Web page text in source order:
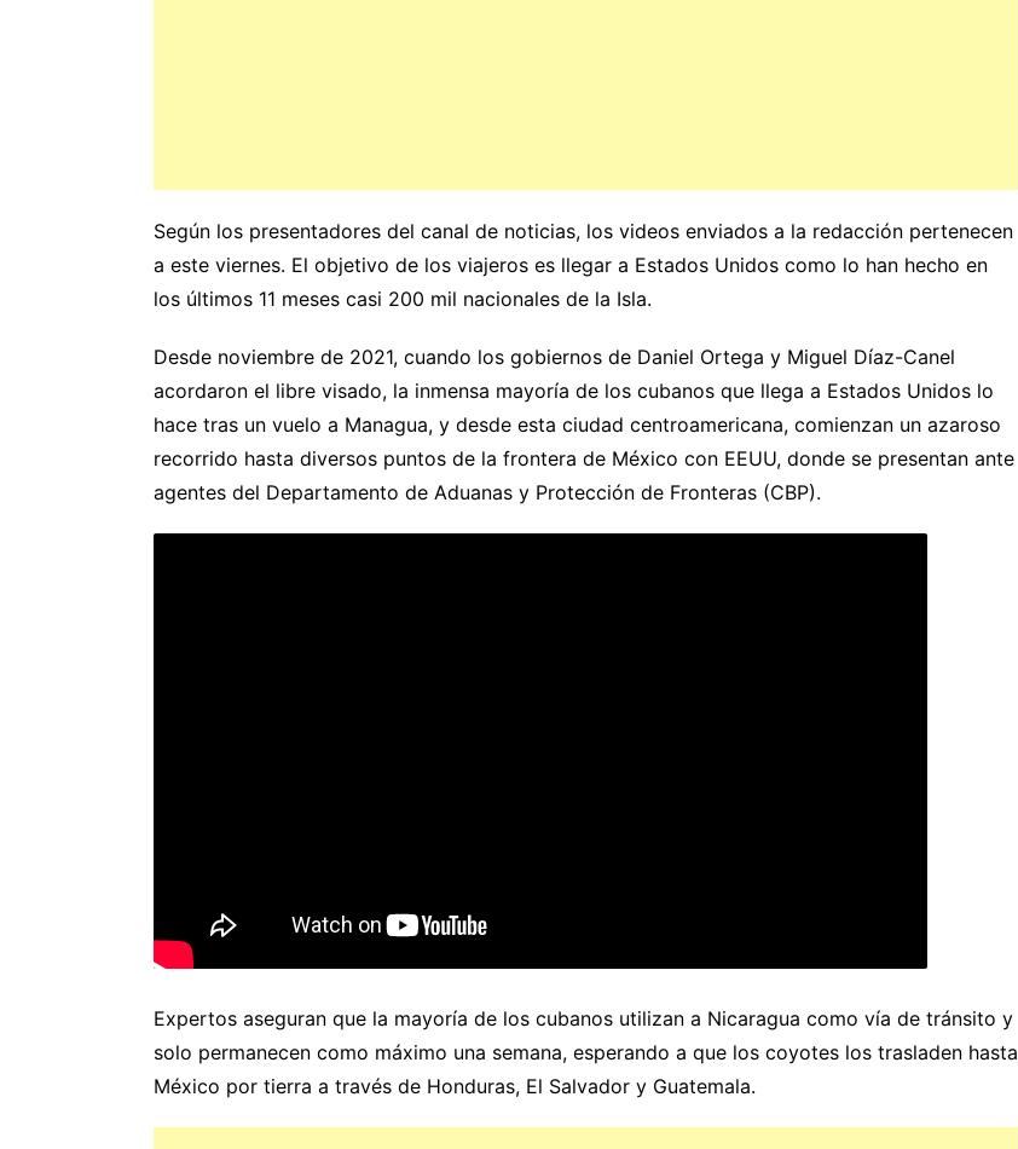
Según los presentadores del canal de noticias, los videos enviados a la redacción pertenecen
a este viernes. El objetivo de los viajeros es llegar a Estados Unidos como lo han hecho en
los últimos 11 meses casi 200 mil nacionales de la Isla.
Desde noviembre de 2021, cuando los gobiernos de Daniel Ortega y Miguel Díaz-Canel
acordaron el libre visado, la inmensa mayoría de los cubanos que llega a Estados Unidos lo
hace tras un vuelo a Managua, y desde esta ciudad centroamericana, comienzan un azaroso
recorrido hasta diversos puntos de la frontera de México con EEUU, donde se presentan ante
agentes del Departamento de Aduanas y Protección de Fronteras (CBP).
Expertos aseguran que la mayoría de los cubanos utilizan a Nicaragua como vía de tránsito y
solo permanecen como máximo una semana, esperando a que los coyotes los trasladen hasta
México por tierra a través de Honduras, El Salvador y Guatemala.